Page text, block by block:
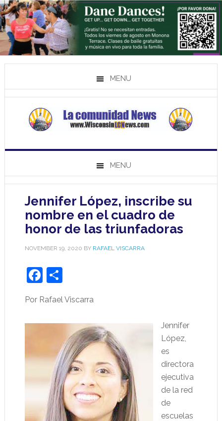
MENU
MENU
Jennifer López, inscribe su
nombre en el cuadro de
honor de las triunfadoras
NOVEMBER 19, 2020 BY RAFAEL VISCARRA
Facebook
Share
Por Rafael Viscarra
Jennifer
López,
es
directora
ejecutiva
de la red
de
escuelas